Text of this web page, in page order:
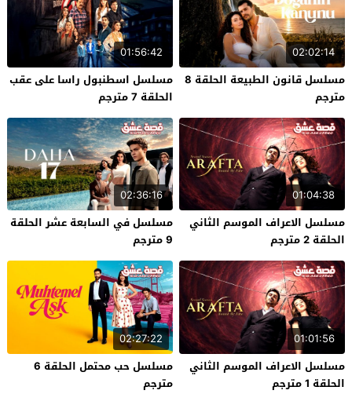
02:02:14
مسلسل قانون الطبيعة الحلقة 8
مترجم
01:56:42
مسلسل اسطنبول راسا على عقب
الحلقة 7 مترجم
01:04:38
مسلسل الاعراف الموسم الثاني
الحلقة 2 مترجم
02:36:16
مسلسل في السابعة عشر الحلقة
9 مترجم
01:01:56
مسلسل الاعراف الموسم الثاني
الحلقة 1 مترجم
02:27:22
مسلسل حب محتمل الحلقة 6
مترجم